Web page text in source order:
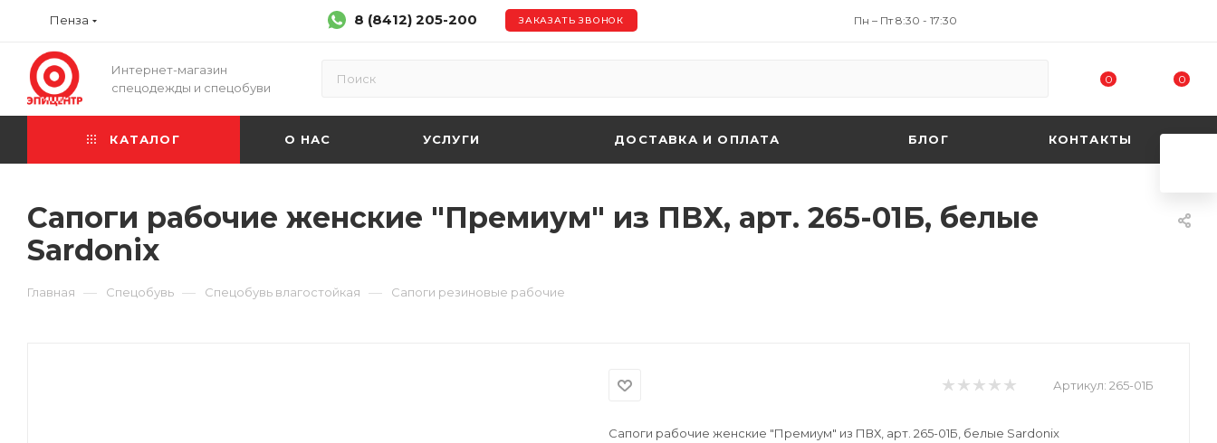
Пенза 8 (8412) 205-200 ЗАКАЗАТЬ ЗВОНОК Пн – Пт 8:30 - 17:30
Интернет-магазин
спецодежды и спецобуви
0 0
КАТАЛОГ О НАС УСЛУГИ ДОСТАВКА И ОПЛАТА БЛОГ КОНТАКТЫ
Сапоги рабочие женские "Премиум" из ПВХ, арт. 265-01Б, белые
Sardonix
Главная — Спецобувь — Спецобувь влагостойкая — Сапоги резиновые рабочие
Артикул: 265-01Б
Сапоги рабочие женские "Премиум" из ПВХ, арт. 265-01Б, белые Sardonix